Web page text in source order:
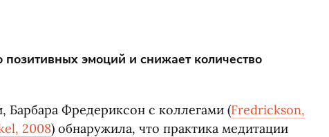
эмоций и снижает количество
Барбара Фредериксон с коллегами (Fredrickson,
2008) обнаружила, что практика медитации